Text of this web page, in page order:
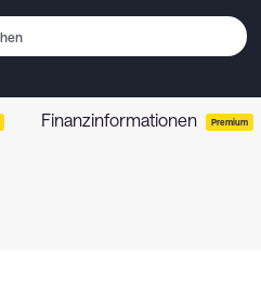
Finanzinformationen Premium